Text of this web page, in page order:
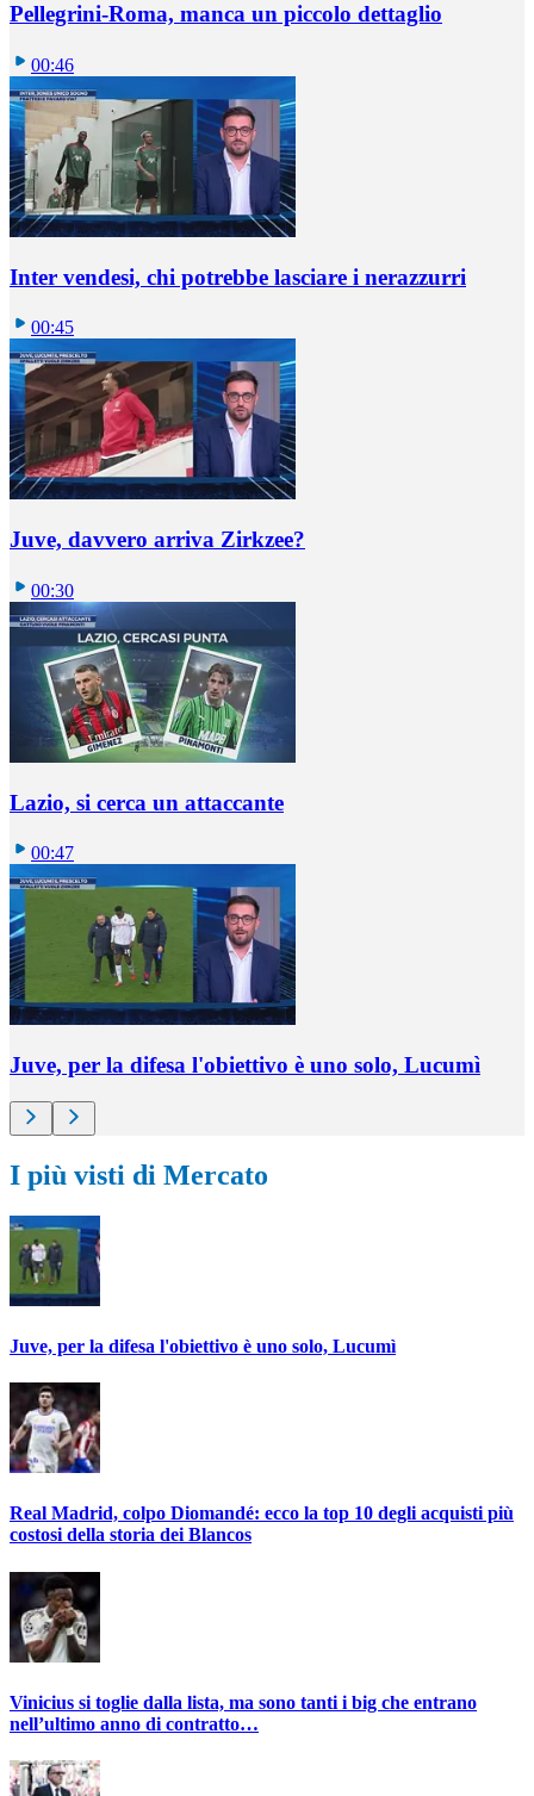
Pellegrini-Roma, manca un piccolo dettaglio
00:46
Inter vendesi, chi potrebbe lasciare i nerazzurri
00:45
Juve, davvero arriva Zirkzee?
00:30
Lazio, si cerca un attaccante
00:47
Juve, per la difesa l'obiettivo è uno solo, Lucumì
I più visti di Mercato
Juve, per la difesa l'obiettivo è uno solo, Lucumì
Real Madrid, colpo Diomandé: ecco la top 10 degli acquisti più
costosi della storia dei Blancos
Vinicius si toglie dalla lista, ma sono tanti i big che entrano
nell’ultimo anno di contratto…